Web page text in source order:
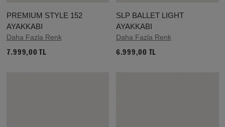
PREMIUM STYLE 152
AYAKKABI
Daha Fazla Renk
7.999,00 TL
SLP BALLET LIGHT
AYAKKABI
Daha Fazla Renk
6.999,00 TL